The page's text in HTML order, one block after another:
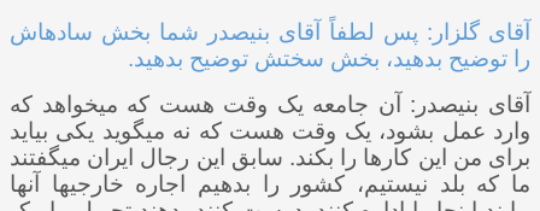
آقای گلزار: پس لطفاً آقای بنی­صدر شما بخش ساده­اش
را توضیح بدهید، بخش سختش توضیح بدهید.
آقای بنی­صدر: آن جامعه یک وقت هست که می­خواهد که
وارد عمل بشود، یک وقت هست که نه می­گوید یکی بیاید
برای من این کارها را بکند. سابق این رجال ایران می­گفتند
ما که بلد نیستیم، کشور را بدهیم اجاره خارجی­ها آنها